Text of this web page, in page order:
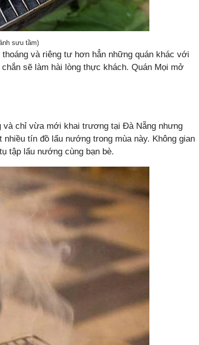
sưu tầm)
và riêng tư hơn hẳn những quán khác với
sẽ làm hài lòng thực khách. Quán Mọi mở
và chỉ vừa mới khai trương tại Đà Nẵng nhưng
tín đồ lẩu nướng trong mùa này. Không gian
tập lẩu nướng cùng bạn bè.